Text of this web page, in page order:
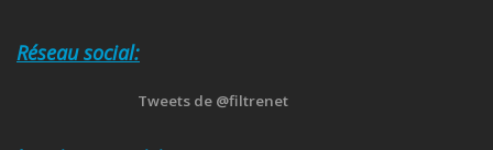
Réseau social:
Tweets de @filtrenet